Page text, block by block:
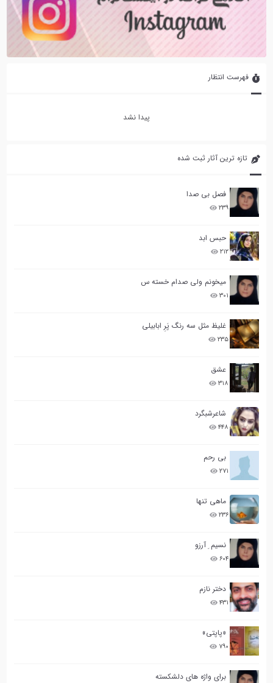
تازه ترین آثار ثبت شده
فصل بی صدا
۲۳۹
حبس ابد
۲۱۲
میخونم ولی صدام خسته س
۳۰۱
غلیظ مثل سه رنگ پَرِ ابابیلی
۲۳۵
عشق
۳۱۸
شاعرشبگرد
۴۴۸
بی رحم
۲۷۱
ماهی تنها
۲۳۶
نسیم ِ آرزو
۶۰۴
دختر نازم
۴۳۱
«پاپتی»
۷۹۰
برای واژه های دلشکسته
فهرست انتظار
پیدا نشد